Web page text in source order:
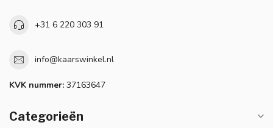
+31 6 220 303 91
info@kaarswinkel.nl
KVK nummer: 37163647
Categorieën